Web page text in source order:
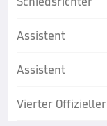
Assistent
Assistent
Vierter Offizieller